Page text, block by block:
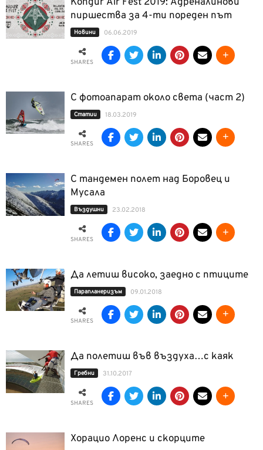
пиршества за 4-ти пореден път
Новини 06.06.2019
SHARES
С фотоапарат около света (част 2)
Статии 18.03.2019
SHARES
С тандемен полет над Боровец и
Мусала
Въздушни 23.02.2018
SHARES
Да летиш високо, заедно с птиците
Парапланеризъм 09.01.2018
SHARES
Да полетиш във въздуха…с каяк
Гребни 31.10.2017
SHARES
Хорацио Лоренс и скорците